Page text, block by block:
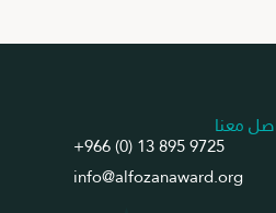
معنا
+966 (0) 13 895 9725
info@alfozanaward.org